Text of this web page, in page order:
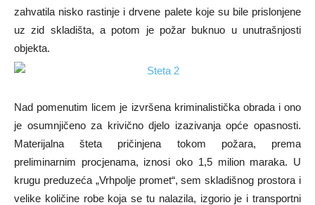
zahvatila nisko rastinje i drvene palete koje su bile prislonjene
uz zid skladišta, a potom je požar buknuo u unutrašnjosti
objekta.
Nad pomenutim licem je izvršena kriminalistička obrada i ono
je osumnjičeno za krivično djelo izazivanja opće opasnosti.
Materijalna šteta pričinjena tokom požara, prema
preliminarnim procjenama, iznosi oko 1,5 milion maraka. U
krugu preduzeća „Vrhpolje promet“, sem skladišnog prostora i
velike količine robe koja se tu nalazila, izgorio je i transportni